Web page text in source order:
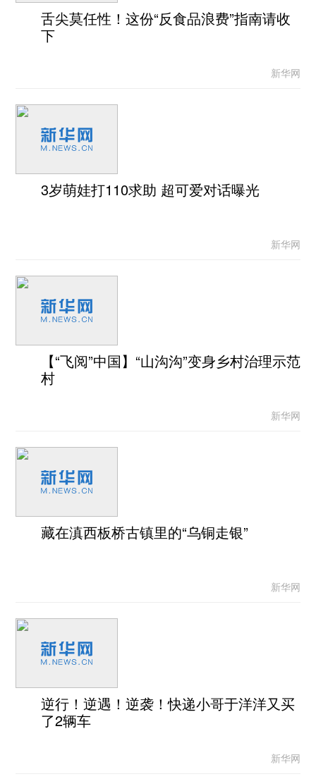
舌尖莫任性！这份“反食品浪费”指南请收
下
新华网
3岁萌娃打110求助 超可爱对话曝光
新华网
【“飞阅”中国】“山沟沟”变身乡村治理示范
村
新华网
藏在滇西板桥古镇里的“乌铜走银”
新华网
逆行！逆遇！逆袭！快递小哥于洋洋又买
了2辆车
新华网